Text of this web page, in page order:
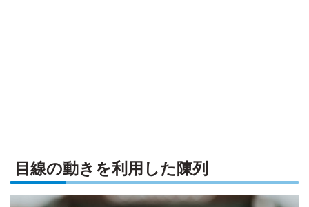
目線の動きを利用した陳列